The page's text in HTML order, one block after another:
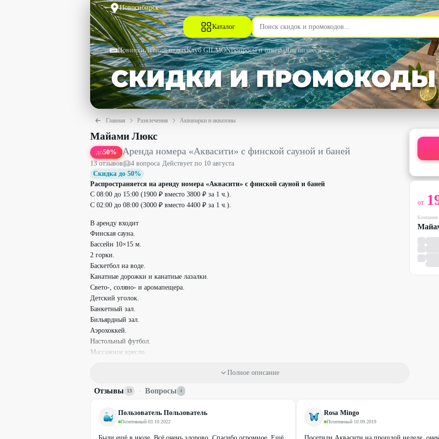
Новосибирск
Каталог
НовинкиЛетний отдыхКлуб GILMONВопросы и ответыДля бизнеса
Главная Развлечения Аквапарки и аквазоны
Аренда номера «Аквасити» с финской сауной и баней со скидкой до 50% - Майами Люкс в
Майами Люкс
ДО50% Аренда номера «Аквасити» с финской сауной и баней
13отзывов 4 вопроса·Действует по 10 августа
Скидка до 50%
Распространяется на аренду номера «Аквасити» с финской сауной и баней
С 08:00 до 15:00 (1900 ₽ вместо 3800 ₽ за 1 ч.).
С 02:00 до 08:00 (3000 ₽ вместо 4400 ₽ за 1 ч.).
В аренду входит
Финская сауна.
Бассейн 10×15 м.
2 горки.
Баскетбол на воде.
Канатные дорожки и канатные лазалки.
Свето-, соляно- и аромапещера.
Детский уголок.
Банкетный зал.
Бильярдный зал.
Аэрохоккей.
Настольный футбол.
Массажное кресло.
Комнаты для отдыха.
Мангальная зона.
Полное описание
от
Компания
Отзывы 13 · Вопросы 4
Пользователь Пользователь
Позитивный·03.10.2022
Rosa Mingo
Позитивный·10.09.2019